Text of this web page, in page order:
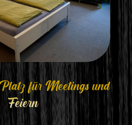
für Meetings und
Feiern